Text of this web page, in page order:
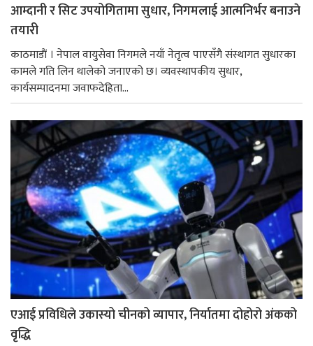
आम्दानी र सिट उपयोगितामा सुधार, निगमलाई आत्मनिर्भर बनाउने
तयारी
काठमाडाैं । नेपाल वायुसेवा निगमले नयाँ नेतृत्व पाएसँगै संस्थागत सुधारका
कामले गति लिन थालेको जनाएको छ। व्यवस्थापकीय सुधार,
कार्यसम्पादनमा जवाफदेहिता...
एआई प्रविधिले उकास्यो चीनको व्यापार, निर्यातमा दोहोरो अंकको
वृद्धि